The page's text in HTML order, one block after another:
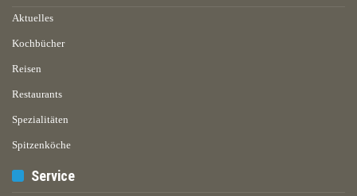
Aktuelles
Kochbücher
Reisen
Restaurants
Spezialitäten
Spitzenköche
Service